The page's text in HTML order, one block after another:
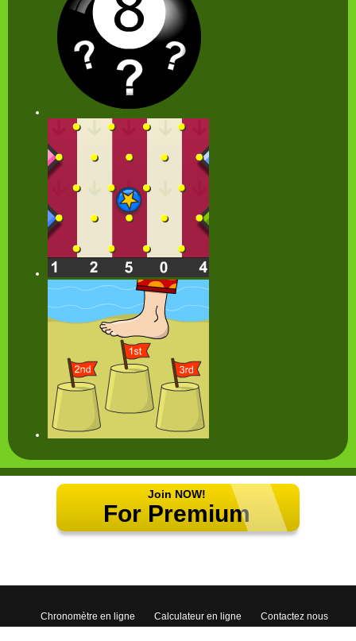
Join NOW!
For Premium
Features!
Chronomètre en ligne Calculateur en ligne Contactez nous